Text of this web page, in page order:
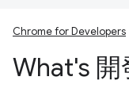
Chrome for Developers
What's 開